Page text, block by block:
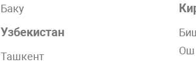
Баку
Узбекистан
Ташкент
Ош
Труба горячедеформированная 70х9
Обращайтесь и получите выгодные